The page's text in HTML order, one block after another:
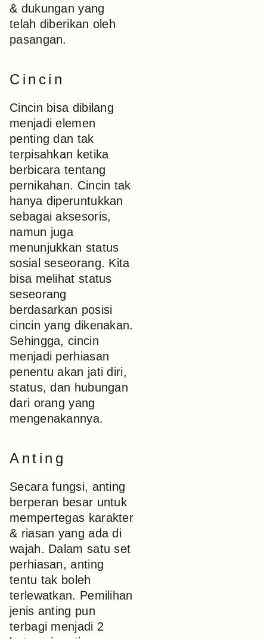
& dukungan yang
telah diberikan oleh
pasangan.
Cincin
Cincin bisa dibilang
menjadi elemen
penting dan tak
terpisahkan ketika
berbicara tentang
pernikahan. Cincin tak
hanya diperuntukkan
sebagai aksesoris,
namun juga
menunjukkan status
sosial seseorang. Kita
bisa melihat status
seseorang
berdasarkan posisi
cincin yang dikenakan.
Sehingga, cincin
menjadi perhiasan
penentu akan jati diri,
status, dan hubungan
dari orang yang
mengenakannya.
Anting
Secara fungsi, anting
berperan besar untuk
mempertegas karakter
& riasan yang ada di
wajah. Dalam satu set
perhiasan, anting
tentu tak boleh
terlewatkan. Pemilihan
jenis anting pun
terbagi menjadi 2